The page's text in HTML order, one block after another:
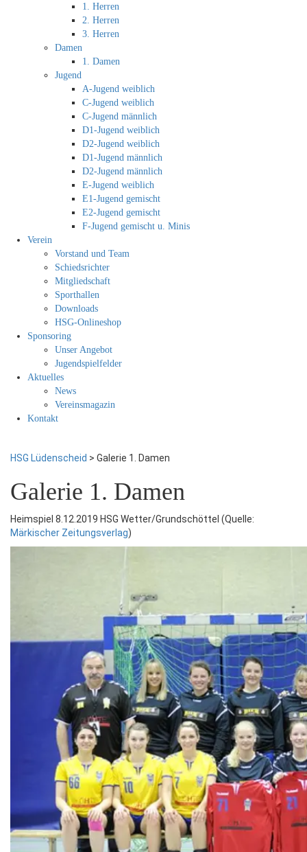
1. Herren
2. Herren
3. Herren
Damen
1. Damen
Jugend
A-Jugend weiblich
C-Jugend weiblich
C-Jugend männlich
D1-Jugend weiblich
D2-Jugend weiblich
D1-Jugend männlich
D2-Jugend männlich
E-Jugend weiblich
E1-Jugend gemischt
E2-Jugend gemischt
F-Jugend gemischt u. Minis
Verein
Vorstand und Team
Schiedsrichter
Mitgliedschaft
Sporthallen
Downloads
HSG-Onlineshop
Sponsoring
Unser Angebot
Jugendspielfelder
Aktuelles
News
Vereinsmagazin
Kontakt
HSG Lüdenscheid > Galerie 1. Damen
Galerie 1. Damen
Heimspiel 8.12.2019 HSG Wetter/Grundschöttel (Quelle:
Märkischer Zeitungsverlag)